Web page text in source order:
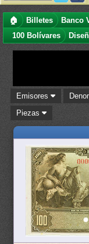
🏠 Billetes Banco
100 Bolívares
Emisores
Piezas